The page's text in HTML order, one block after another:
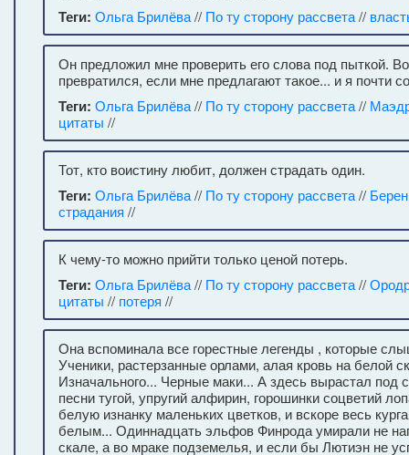
Теги: Ольга Брилёва// По ту сторону рассвета//
Он предложил мне проверить его слова под пыткой.
превратился, если мне предлагают такое... и я почти
Теги: Ольга Брилёва// По ту сторону рассвета//
цитаты //
Тот, кто воистину любит, должен страдать один.
Теги: Ольга Брилёва// По ту сторону рассвета// Берен
страдания //
К чему-то можно прийти только ценой потерь.
Теги: Ольга Брилёва// По ту сторону рассвета//
цитаты // потеря //
Она вспоминала все горестные легенды , которые
Ученики, растерзанные орлами, алая кровь на белой
Изначального... Черные маки... А здесь вырастал под
песни тугой, упругий алфирин, горошинки соцветий
белую изнанку маленьких цветков, и вскоре весь
белым... Одиннадцать эльфов Финрода умирали не
скале, а во мраке подземелья, и если бы Лютиэн не